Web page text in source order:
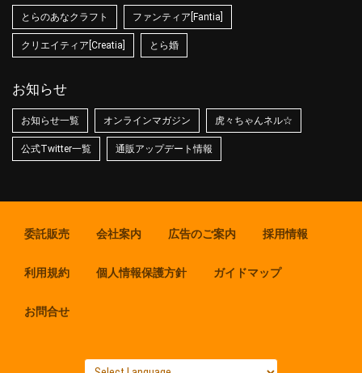
とらのあなクラフト ファンティア[Fantia]
クリエイティア[Creatia] とら婚
お知らせ
お知らせ一覧 オンラインマガジン 虎々ちゃんネル☆
公式Twitter一覧 通販アップデート情報
委託販売 会社案内 広告のご案内 採用情報
利用規約 個人情報保護方針 ガイドマップ
お問合せ